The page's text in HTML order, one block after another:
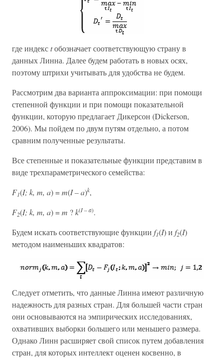
где индексtобозначает соответствующую страну в
данных Линна. Далее будем работать в новых осях,
поэтому штрихи учитывать для удобства не будем.
Рассмотрим два варианта аппроксимации: при помощи
степенной функции и при помощи показательной
функции, которую предлагает Дикерсон (Dickerson,
2006). Мы пойдем по двум путям отдельно, а потом
сравним полученные результаты.
Все степенные и показательные функции представим в
виде трехпараметрического семейства:
F1(I; k, m, a) =m(I – a)k,
F2(I; k, m, a) =m ?k(I – a).
Будем искать соответствующие функции f1(I) и f2(I)
методом наименьших квадратов:
Следует отметить, что данные Линна имеют различную
надежность для разных стран. Для большей части стран
они основываются на эмпирических исследованиях,
охвативших выборки большего или меньшего размера.
Однако Линн расширяет свой список путем добавления
стран, для которых интеллект оценен косвенно, в